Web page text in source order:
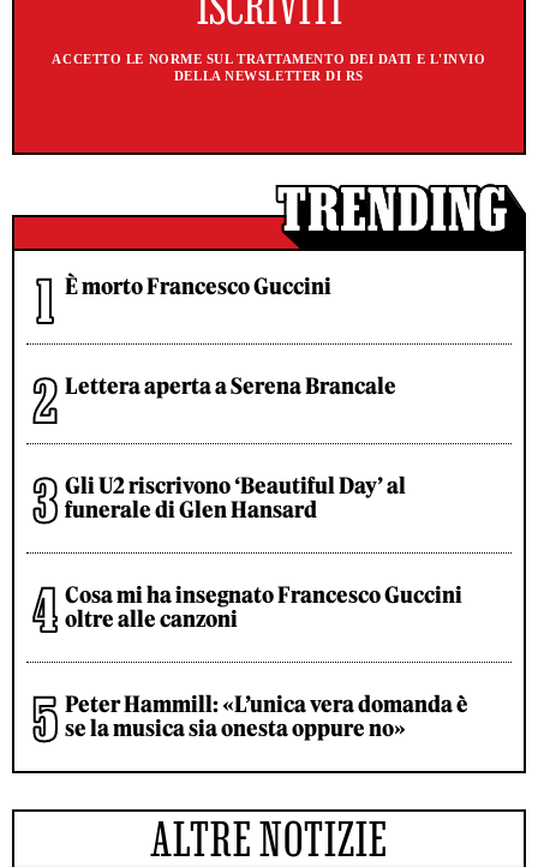
ACCETTO LE NORME SUL TRATTAMENTO DEI DATI E L'INVIO
DELLA NEWSLETTER DI RS
È morto Francesco Guccini
Lettera aperta a Serena Brancale
Gli U2 riscrivono ‘Beautiful Day’ al
funerale di Glen Hansard
Cosa mi ha insegnato Francesco Guccini
oltre alle canzoni
Peter Hammill: «L’unica vera domanda è
se la musica sia onesta oppure no»
ALTRE NOTIZIE